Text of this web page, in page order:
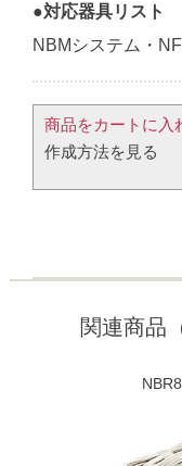
●対応器具リスト
NBMシステム・
商品をカートに入
作成方法を見る​​
関連商品